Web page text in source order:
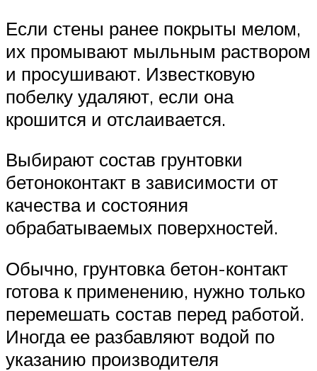
Если стены ранее покрыты мелом,
их промывают мыльным раствором
и просушивают. Известковую
побелку удаляют, если она
крошится и отслаивается.
Выбирают состав грунтовки
бетоноконтакт в зависимости от
качества и состояния
обрабатываемых поверхностей.
Обычно, грунтовка бетон-контакт
готова к применению, нужно только
перемешать состав перед работой.
Иногда ее разбавляют водой по
указанию производителя